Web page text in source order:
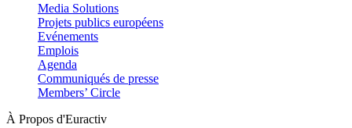
Media Solutions
Projets publics européens
Evénements
Emplois
Agenda
Communiqués de presse
Members’ Circle
À Propos d'Euractiv